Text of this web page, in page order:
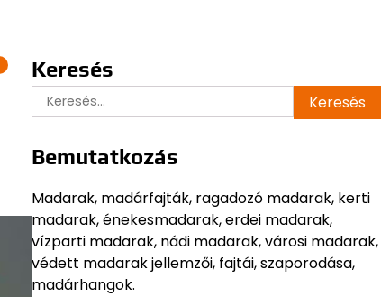
Keresés
Keresés:
Bemutatkozás
Madarak, madárfajták, ragadozó madarak, kerti
madarak, énekesmadarak, erdei madarak,
vízparti madarak, nádi madarak, városi madarak,
védett madarak jellemzői, fajtái, szaporodása,
madárhangok.